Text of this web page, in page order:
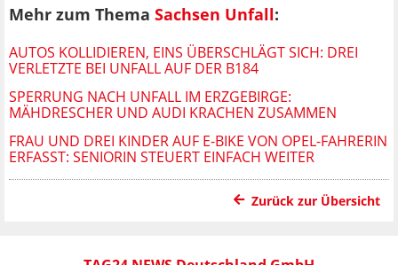
Mehr zum Thema Sachsen Unfall:
AUTOS KOLLIDIEREN, EINS ÜBERSCHLÄGT SICH: DREI
VERLETZTE BEI UNFALL AUF DER B184
SPERRUNG NACH UNFALL IM ERZGEBIRGE:
MÄHDRESCHER UND AUDI KRACHEN ZUSAMMEN
FRAU UND DREI KINDER AUF E-BIKE VON OPEL-FAHRERIN
ERFASST: SENIORIN STEUERT EINFACH WEITER
Zurück zur Übersicht